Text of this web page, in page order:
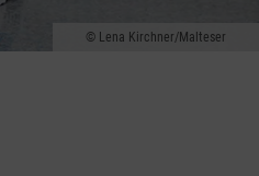
Lena Kirchner/Malteser